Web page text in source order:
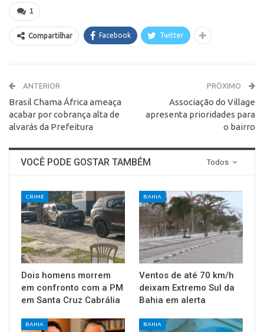
1
Compartilhar Facebook Twitter
ANTERIOR
Brasil Chama África ameaça
acabar por cobrança alta de
alvarás da Prefeitura
PRÓXIMO
Associação do Village
apresenta prioridades para
o bairro
Todos
VOCÊ PODE GOSTAR TAMBÉM
CRIME
Dois homens morrem
em confronto com a PM
em Santa Cruz Cabrália
BAHIA
Ventos de até 70 km/h
deixam Extremo Sul da
Bahia em alerta
BAHIA BAHIA